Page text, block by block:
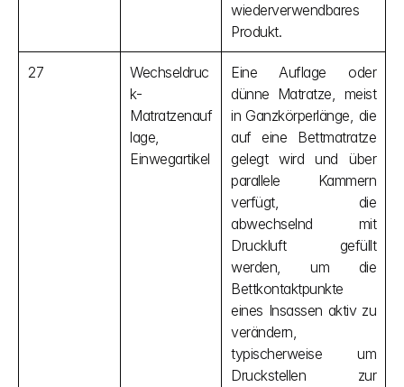
wiederverwendbares
Produkt.
27
Wechseldruc
k-
Matratzenauf
lage,
Einwegartikel
Eine Auflage oder
dünne Matratze, meist
in Ganzkörperlänge, die
auf eine Bettmatratze
gelegt wird und über
parallele Kammern
verfügt, die
abwechselnd mit
Druckluft gefüllt
werden, um die
Bettkontaktpunkte
eines Insassen aktiv zu
verändern,
typischerweise um
Druckstellen zur